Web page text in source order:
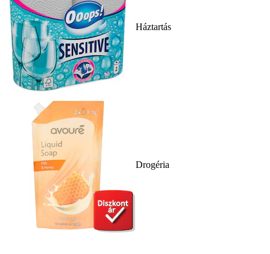
Háztartás
Drogéria